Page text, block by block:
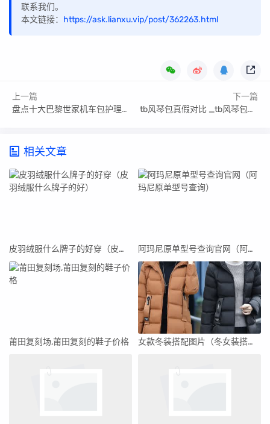
联系我们。
本文链接： https://ask.lianxu.vip/post/362263.html
上一篇
盘点十大巴黎世家机车包护理_巴黎世家机车包有几种皮质
下一篇
tb风琴包真假对比 _tb风琴包包多少钱
相关文章
皮羽绒服什么牌子的好穿（皮羽绒服什么牌子的好） 阿玛尼原单型号查询官网（阿玛尼原单型号查询）
莆田复刻场,莆田复刻的鞋子价格 女款冬装搭配图片（冬女装搭配）